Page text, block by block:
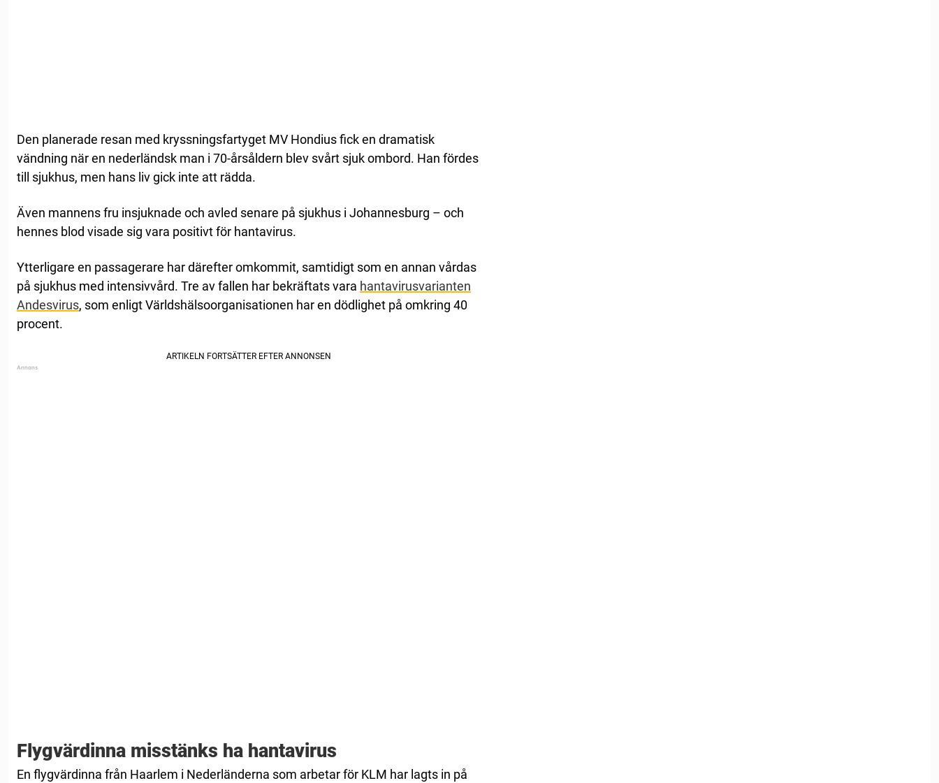
Den planerade resan med kryssningsfartyget MV Hondius fick en dramatisk
vändning när en nederländsk man i 70-årsåldern blev svårt sjuk ombord. Han fördes
till sjukhus, men hans liv gick inte att rädda.
Även mannens fru insjuknade och avled senare på sjukhus i Johannesburg – och
hennes blod visade sig vara positivt för hantavirus.
Ytterligare en passagerare har därefter omkommit, samtidigt som en annan vårdas
på sjukhus med intensivvård. Tre av fallen har bekräftats vara hantavirusvarianten
Andesvirus, som enligt Världshälsoorganisationen har en dödlighet på omkring 40
procent.
Flygvärdinna misstänks ha hantavirus
En flygvärdinna från Haarlem i Nederländerna som arbetar för KLM har lagts in på